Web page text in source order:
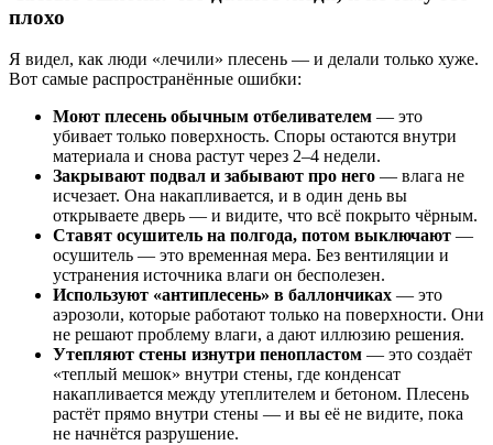
плохо
Я видел, как люди «лечили» плесень — и делали только хуже.
Вот самые распространённые ошибки:
Моют плесень обычным отбеливателем — это
убивает только поверхность. Споры остаются внутри
материала и снова растут через 2–4 недели.
Закрывают подвал и забывают про него — влага не
исчезает. Она накапливается, и в один день вы
открываете дверь — и видите, что всё покрыто чёрным.
Ставят осушитель на полгода, потом выключают —
осушитель — это временная мера. Без вентиляции и
устранения источника влаги он бесполезен.
Используют «антиплесень» в баллончиках — это
аэрозоли, которые работают только на поверхности. Они
не решают проблему влаги, а дают иллюзию решения.
Утепляют стены изнутри пенопластом — это создаёт
«теплый мешок» внутри стены, где конденсат
накапливается между утеплителем и бетоном. Плесень
растёт прямо внутри стены — и вы её не видите, пока
не начнётся разрушение.